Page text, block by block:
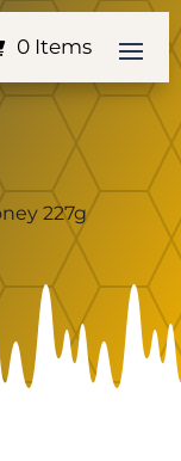
0 Items
227g